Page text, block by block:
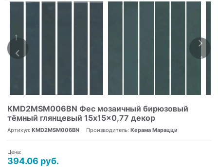
KMD2MSM006BN Фес мозаичный бирюзовый
тёмный глянцевый 15x15x0,77 декор
Артикул: KMD2MSM006BN Производитель: Керама Марацци
Цена:
394.06 руб.